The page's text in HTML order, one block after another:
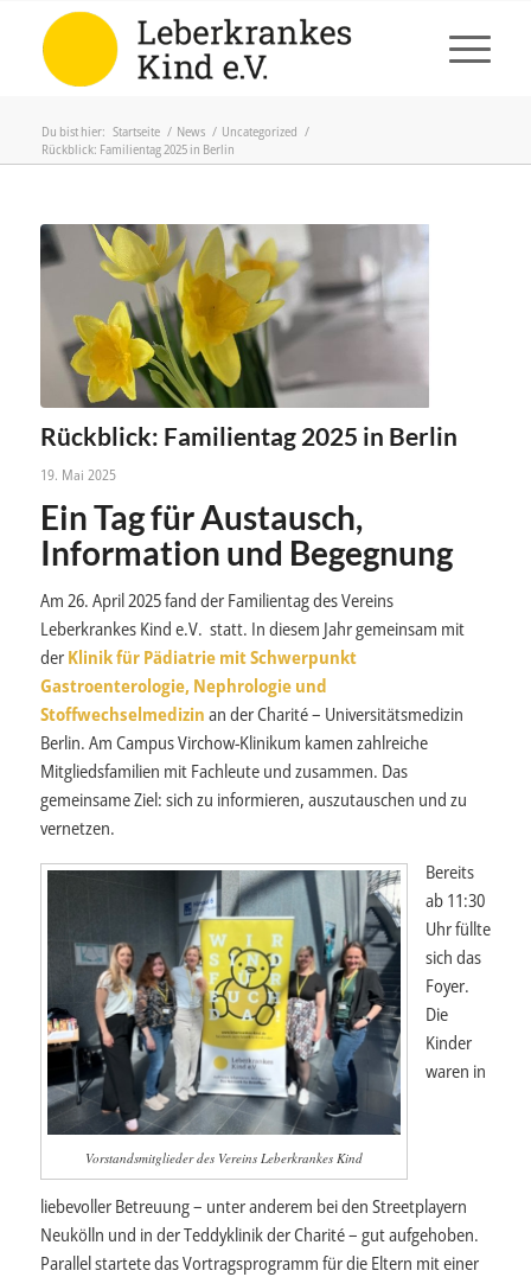
Du bist hier: Startseite / News / Uncategorized /
Rückblick: Familientag 2025 in Berlin
Rückblick: Familientag 2025 in Berlin
19. Mai 2025
Ein TagfürAustausch,
Information und Begegnung
Am 26. April 2025 fand der Familientag des Vereins
Leberkrankes Kind e.V. statt. In diesem Jahr gemeinsam mit
der Klinik für Pädiatrie mit Schwerpunkt
Gastroenterologie, Nephrologie und
Stoffwechselmedizin an der Charité – Universitätsmedizin
Berlin. Am Campus Virchow-Klinikum kamen zahlreiche
Mitgliedsfamilien mit Fachleute und zusammen. Das
gemeinsame Ziel: sich zu informieren, auszutauschen und zu
vernetzen.
Vorstandsmitglieder des Vereins Leberkrankes Kind
Bereits
ab 11:30
Uhr füllte
sich das
Foyer.
Die
Kinder
waren in
liebevoller Betreuung – unter anderem bei den Streetplayern
Neukölln und in der Teddyklinik der Charité – gut aufgehoben.
Parallel startete das Vortragsprogramm für die Eltern mit einer